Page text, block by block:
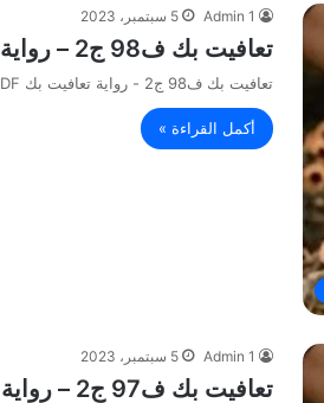
Admin 1 5 سبتمبر، 2023
تعافيت بك ف98 ج2 – رواية تعافيت بك PDF
تعافيت بك ف98 ج2 - رواية تعافيت بك PDF
أكمل القراءة »
Admin 1 5 سبتمبر، 2023
تعافيت بك ف97 ج2 – رواية تعافيت بك PDF